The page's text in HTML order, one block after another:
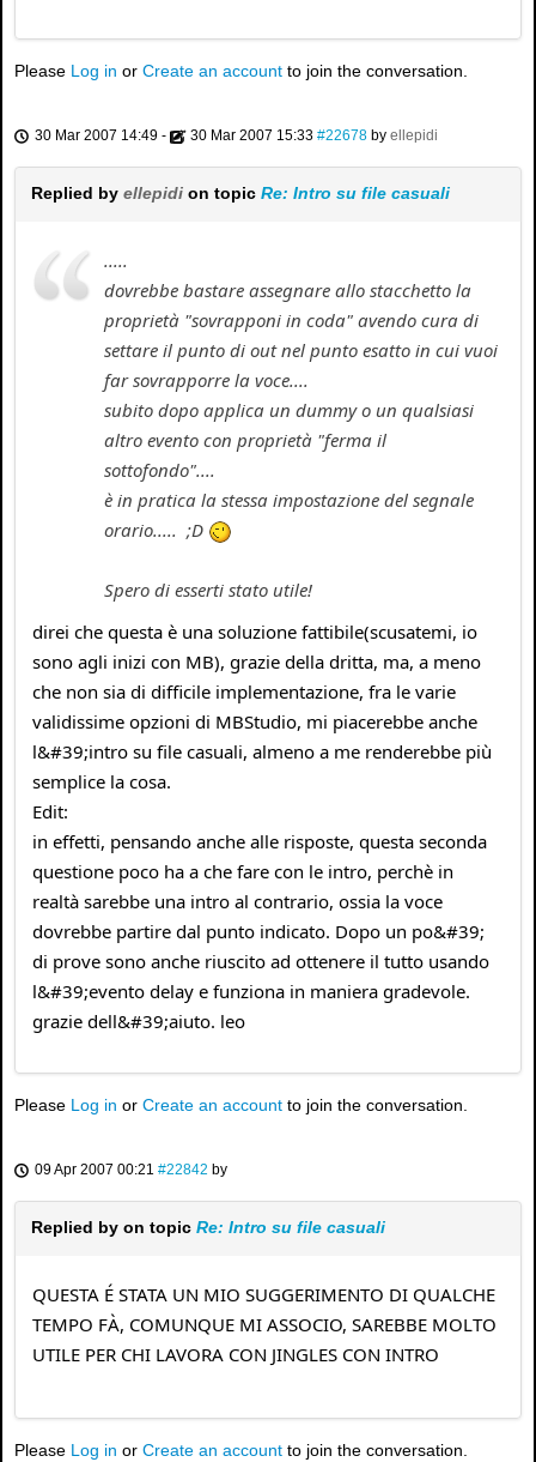
Please Log in or Create an account to join the conversation.
30 Mar 2007 14:49 - 30 Mar 2007 15:33 #22678 by ellepidi
Replied by ellepidi on topic Re: Intro su file casuali
.....
dovrebbe bastare assegnare allo stacchetto la
proprietà "sovrapponi in coda" avendo cura di
settare il punto di out nel punto esatto in cui vuoi
far sovrapporre la voce....
subito dopo applica un dummy o un qualsiasi
altro evento con proprietà "ferma il
sottofondo"....
è in pratica la stessa impostazione del segnale
orario..... ;D
Spero di esserti stato utile!
direi che questa è una soluzione fattibile(scusatemi, io
sono agli inizi con MB), grazie della dritta, ma, a meno
che non sia di difficile implementazione, fra le varie
validissime opzioni di MBStudio, mi piacerebbe anche
l&#39;intro su file casuali, almeno a me renderebbe più
semplice la cosa.
Edit:
in effetti, pensando anche alle risposte, questa seconda
questione poco ha a che fare con le intro, perchè in
realtà sarebbe una intro al contrario, ossia la voce
dovrebbe partire dal punto indicato. Dopo un po&#39;
di prove sono anche riuscito ad ottenere il tutto usando
l&#39;evento delay e funziona in maniera gradevole.
grazie dell&#39;aiuto. leo
Please Log in or Create an account to join the conversation.
09 Apr 2007 00:21 #22842 by
Replied by on topic Re: Intro su file casuali
QUESTA É STATA UN MIO SUGGERIMENTO DI QUALCHE
TEMPO FÀ, COMUNQUE MI ASSOCIO, SAREBBE MOLTO
UTILE PER CHI LAVORA CON JINGLES CON INTRO
Please Log in or Create an account to join the conversation.